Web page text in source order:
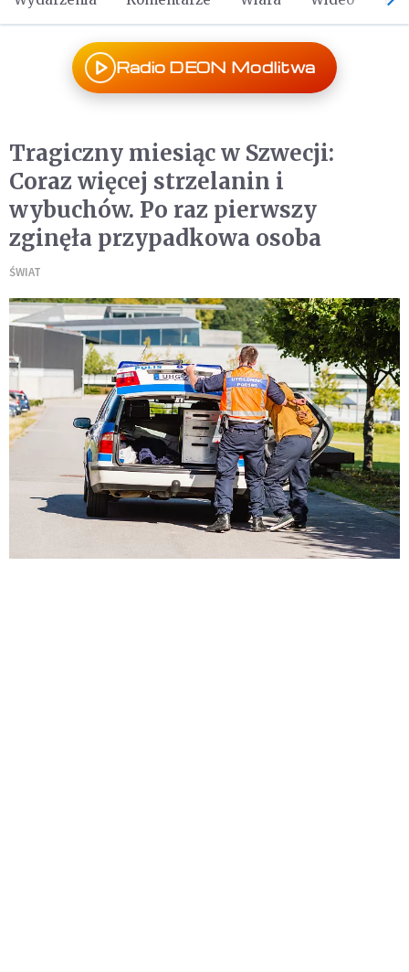
Radio DEON Modlitwa
Tragiczny miesiąc w Szwecji:
Coraz więcej strzelanin i
wybuchów. Po raz pierwszy
zginęła przypadkowa osoba
ŚWIAT